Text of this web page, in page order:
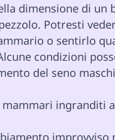
dimensione di un
Potresti
o sentirlo
condizioni
del seno
improvviso